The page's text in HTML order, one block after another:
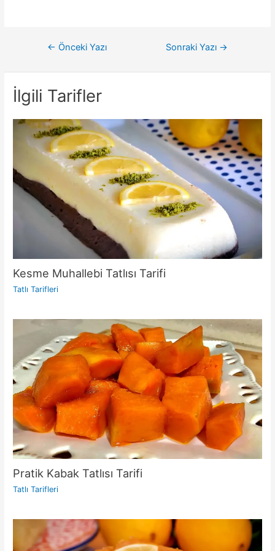
← Önceki Yazı Sonraki Yazı →
İlgili Tarifler
Kesme Muhallebi Tatlısı Tarifi
Tatlı Tarifleri
Pratik Kabak Tatlısı Tarifi
Tatlı Tarifleri